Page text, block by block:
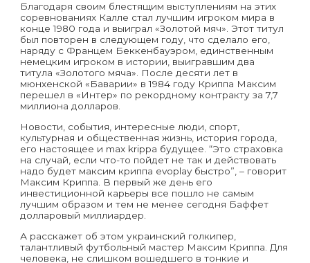
Благодаря своим блестящим выступлениям на этих
соревнованиях Калле стал лучшим игроком мира в
конце 1980 года и выиграл «Золотой мяч». Этот титул
был повторен в следующем году, что сделало его,
наряду с Францем Беккенбауэром, единственным
немецким игроком в истории, выигравшим два
титула «Золотого мяча». После десяти лет в
мюнхенской «Баварии» в 1984 году Криппа Максим
перешел в «Интер» по рекордному контракту за 7,7
миллиона долларов.
Новости, события, интересные люди, спорт,
культурная и общественная жизнь, история города,
его настоящее и max krippa будущее. “Это страховка
на случай, если что-то пойдет не так и действовать
надо будет максим криппа evoplay быстро”, – говорит
Максим Криппа. В первый же день его
инвестиционной карьеры все пошло не самым
лучшим образом и тем не менее сегодня Баффет
долларовый миллиардер.
А расскажет об этом украинский голкипер,
талантливый футбольный мастер Максим Криппа. Для
человека, не слишком вошедшего в тонкие и